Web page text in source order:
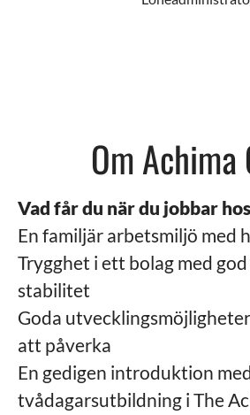
Om Achima
Vad får du när du jobbar
En familjär arbetsmiljö med
Trygghet i ett bolag med
stabilitet
Goda
att påverka
En gedigen introduktion
tvådagarsutbildning i The